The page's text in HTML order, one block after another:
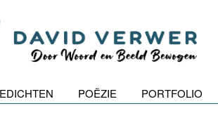
POËZIE PORTFOLIO